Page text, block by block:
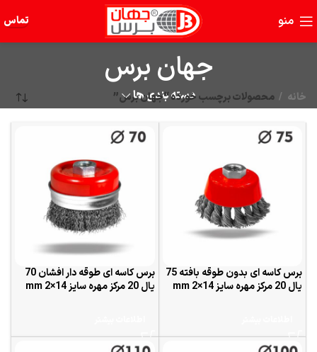
منو تماس
جهان برس
دسته بندی ها خانه محصولات برچسب خورده “جهان برس”
برس کاسه ای بدون طوقه بافته 75
یال 20 مرکز مهره سایز 14×2 mm
برس کاسه ای طوقه دار افشان 70
یال 20 مرکز مهره سایز 14×2 mm